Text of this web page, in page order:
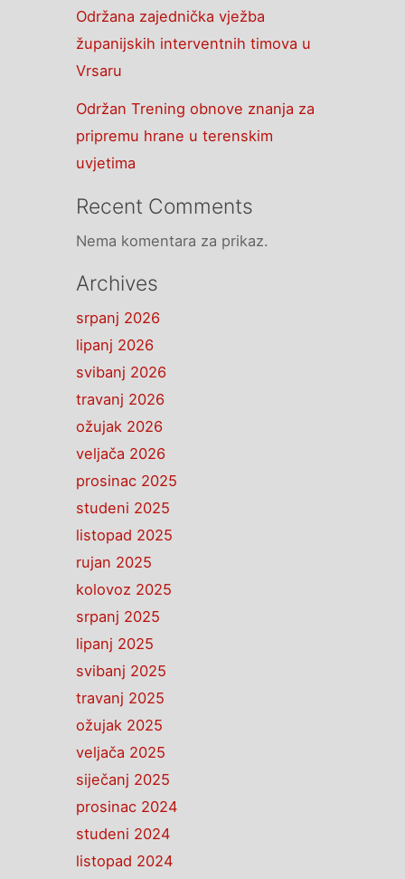
Održana zajednička vježba
županijskih interventnih timova u
Vrsaru
Održan Trening obnove znanja za
pripremu hrane u terenskim
uvjetima
Recent Comments
Nema komentara za prikaz.
Archives
srpanj 2026
lipanj 2026
svibanj 2026
travanj 2026
ožujak 2026
veljača 2026
prosinac 2025
studeni 2025
listopad 2025
rujan 2025
kolovoz 2025
srpanj 2025
lipanj 2025
svibanj 2025
travanj 2025
ožujak 2025
veljača 2025
siječanj 2025
prosinac 2024
studeni 2024
listopad 2024